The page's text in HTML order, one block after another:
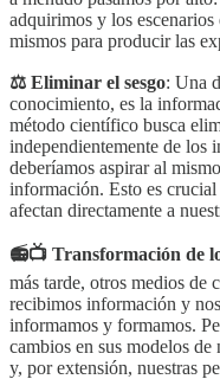
adquirimos y los escenarios
mismos para producir las
⚖️ Eliminar el sesgo: Una
conocimiento, es la
método científico busca
independientemente de los
deberíamos aspirar al
información. Esto es
afectan directamente a
📻📺 Transformación de
más tarde, otros medios de
recibimos información y
informamos y formamos.
cambios en sus modelos
y, por extensión, nuestras